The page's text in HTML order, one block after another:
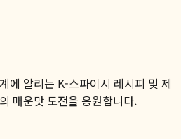
에 알리는 K-스파이시 레시피 및 제
매운맛 도전을 응원합니다.